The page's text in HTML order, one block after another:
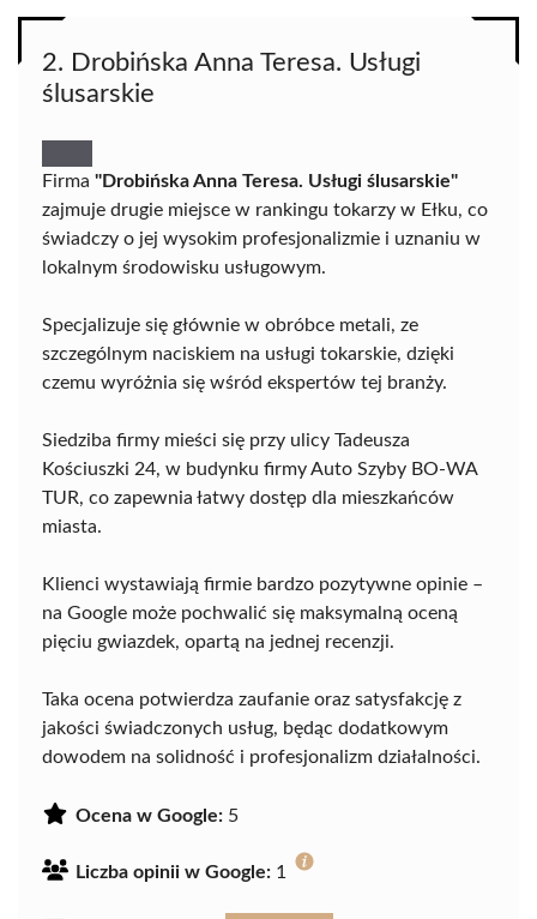
2. Drobińska Anna Teresa. Usługi
ślusarskie
Firma "Drobińska Anna Teresa. Usługi ślusarskie"
zajmuje drugie miejsce w rankingu tokarzy w Ełku, co
świadczy o jej wysokim profesjonalizmie i uznaniu w
lokalnym środowisku usługowym.
Specjalizuje się głównie w obróbce metali, ze
szczególnym naciskiem na usługi tokarskie, dzięki
czemu wyróżnia się wśród ekspertów tej branży.
Siedziba firmy mieści się przy ulicy Tadeusza
Kościuszki 24, w budynku firmy Auto Szyby BO-WA
TUR, co zapewnia łatwy dostęp dla mieszkańców
miasta.
Klienci wystawiają firmie bardzo pozytywne opinie –
na Google może pochwalić się maksymalną oceną
pięciu gwiazdek, opartą na jednej recenzji.
Taka ocena potwierdza zaufanie oraz satysfakcję z
jakości świadczonych usług, będąc dodatkowym
dowodem na solidność i profesjonalizm działalności.
Ocena w Google: 5
Liczba opinii w Google: 1